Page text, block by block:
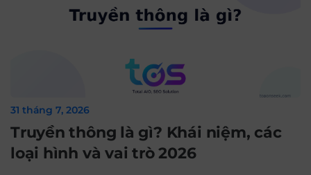
31 tháng 7, 2026
Truyền thông là gì? Khái niệm, các
loại hình và vai trò 2026